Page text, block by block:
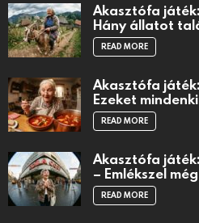
Akasztófa
Hány állatot
READ MORE
Akasztófa
Ezeket
READ MORE
Akasztófa
– Emlékszel
READ MORE